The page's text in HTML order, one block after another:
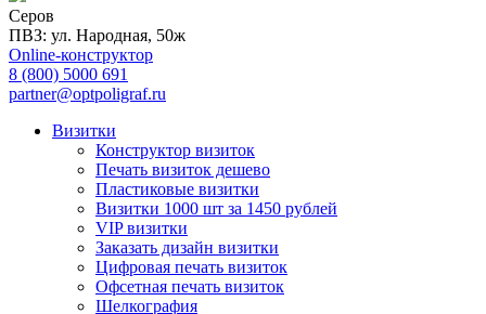
Серов
ПВЗ: ул. Народная, 50ж
Online-конструктор
8 (800) 5000 691
partner@optpoligraf.ru
Визитки
Конструктор визиток
Печать визиток дешево
Пластиковые визитки
Визитки 1000 шт за 1450 рублей
VIP визитки
Заказать дизайн визитки
Цифровая печать визиток
Офсетная печать визиток
Шелкография